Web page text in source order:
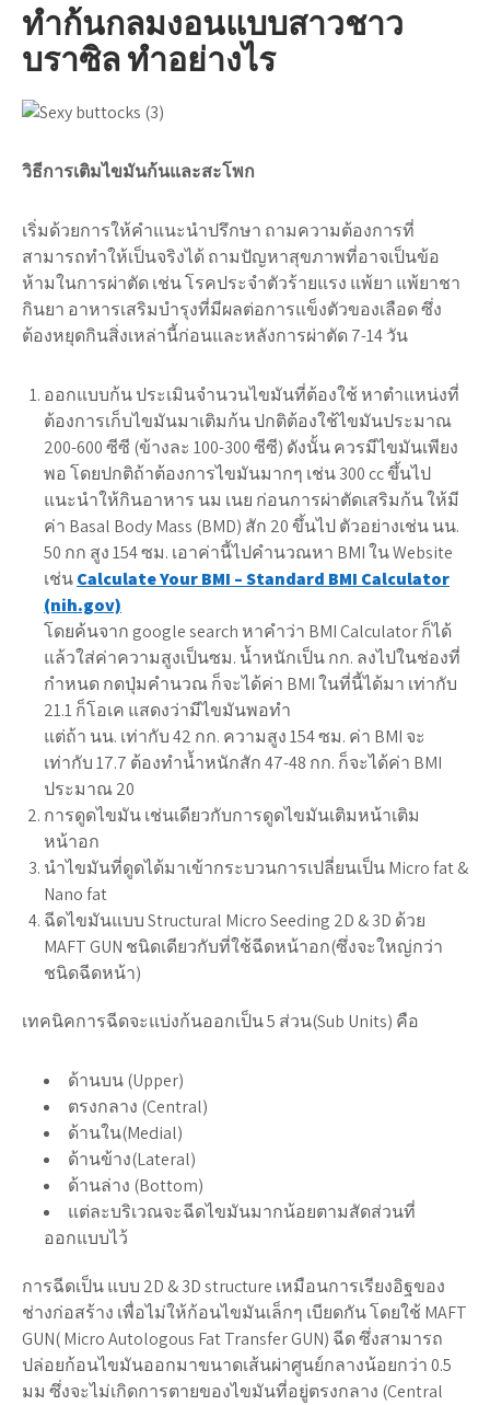
ทำก้นกลมงอนแบบสาวชาว
บราซิล ทำอย่างไร
วิธีการเติมไขมันก้นและสะโพก
เริ่มด้วยการให้คำแนะนำปรึกษา ถามความต้องการที่
สามารถทำให้เป็นจริงได้ ถามปัญหาสุขภาพที่อาจเป็นข้อ
ห้ามในการผ่าตัด เช่น โรคประจำตัวร้ายแรง แพ้ยา แพ้ยาชา
กินยา อาหารเสริมบำรุงที่มีผลต่อการแข็งตัวของเลือด ซึ่ง
ต้องหยุดกินสิ่งเหล่านี้ก่อนและหลังการผ่าตัด 7-14 วัน
ออกแบบก้น ประเมินจำนวนไขมันที่ต้องใช้ หาตำแหน่งที่
ต้องการเก็บไขมันมาเติมก้น ปกติต้องใช้ไขมันประมาณ
200-600 ซีซี (ข้างละ 100-300 ซีซี) ดังนั้น ควรมีไขมันเพียง
พอ โดยปกติถ้าต้องการไขมันมากๆ เช่น 300 cc ขึ้นไป
แนะนำให้กินอาหาร นม เนย ก่อนการผ่าตัดเสริมก้น ให้มี
ค่า Basal Body Mass (BMD) สัก 20 ขึ้นไป ตัวอย่างเช่น นน.
50 กก สูง 154 ซม. เอาค่านี้ไปคำนวณหา BMI ใน Website
เช่นCalculate Your BMI – Standard BMI Calculator
(nih.gov)
โดยค้นจาก google search หาคำว่า BMI Calculator ก็ได้
แล้วใส่ค่าความสูงเป็นซม. น้ำหนักเป็น กก. ลงไปในช่องที่
กำหนด กดปุ่มคำนวณ ก็จะได้ค่า BMI ในที่นี้ได้มา เท่ากับ
21.1 ก็โอเค แสดงว่ามีไขมันพอทำ
แต่ถ้า นน. เท่ากับ 42 กก. ความสูง 154 ซม. ค่า BMI จะ
เท่ากับ 17.7 ต้องทำน้ำหนักสัก 47-48 กก. ก็จะได้ค่า BMI
ประมาณ 20
การดูดไขมัน เช่นเดียวกับการดูดไขมันเติมหน้าเติม
หน้าอก
นำไขมันที่ดูดได้มาเข้ากระบวนการเปลี่ยนเป็น Micro fat &
Nano fat
ฉีดไขมันแบบ Structural Micro Seeding 2D & 3D ด้วย
MAFT GUN ชนิดเดียวกับที่ใช้ฉีดหน้าอก(ซึ่งจะใหญ่กว่า
ชนิดฉีดหน้า)
เทคนิคการฉีดจะแบ่งก้นออกเป็น 5 ส่วน(Sub Units) คือ
ด้านบน (Upper)
ตรงกลาง (Central)
ด้านใน(Medial)
ด้านข้าง(Lateral)
ด้านล่าง (Bottom)
แต่ละบริเวณจะฉีดไขมันมากน้อยตามสัดส่วนที่
ออกแบบไว้
การฉีดเป็น แบบ 2D & 3D structure เหมือนการเรียงอิฐของ
ช่างก่อสร้าง เพื่อไม่ให้ก้อนไขมันเล็กๆ เบียดกัน โดยใช้ MAFT
GUN( Micro Autologous Fat Transfer GUN) ฉีด ซึ่งสามารถ
ปล่อยก้อนไขมันออกมาขนาดเส้นผ่าศูนย์กลางน้อยกว่า 0.5
มม ซึ่งจะไม่เกิดการตายของไขมันที่อยู่ตรงกลาง (Central